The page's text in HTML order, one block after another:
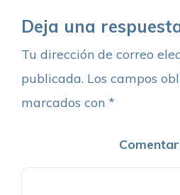
Deja una
Tu dirección de correo
publicada. Los campos
marcados con *